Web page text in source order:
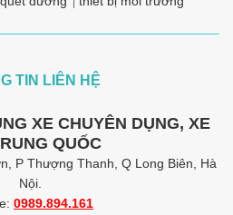
TIN LIÊN HỆ
XE CHUYÊN DỤNG, XE
QUỐC
P Thượng Thanh, Q Long Biên, Hà
Nội.
0989.894.161